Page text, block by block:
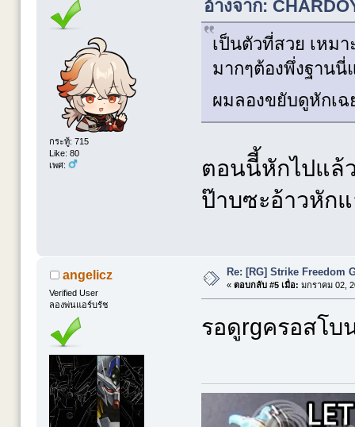
กระทู้: 715
Like: 80
เพศ:
อ้างจาก:
เป็นตัวที่สวย เหม
มากๆต้องพึ่งฐานนี่
ผมลองขยับดูหักเ
ตอนนีี้หักไปแล้
ป๊าบซะอ้าวหัก
angelicz
Verified User
ลองพ่นแอร์บรัช
Re: [RG] Strike Freedom
« ตอบกลับ #5 เมื่อ: มกราคม 02,
รอดูrgครอสโ